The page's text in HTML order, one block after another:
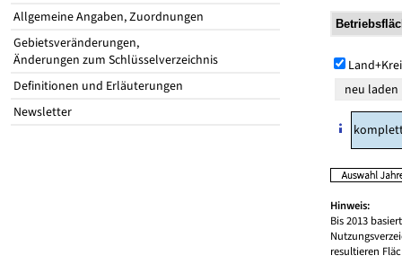
Allgemeine Angaben, Zuordnungen
Gebietsveränderungen,
Änderungen zum Schlüsselverzeichnis
Definitionen und Erläuterungen
Newsletter
Hinweis:
Bis 2013
resultieren